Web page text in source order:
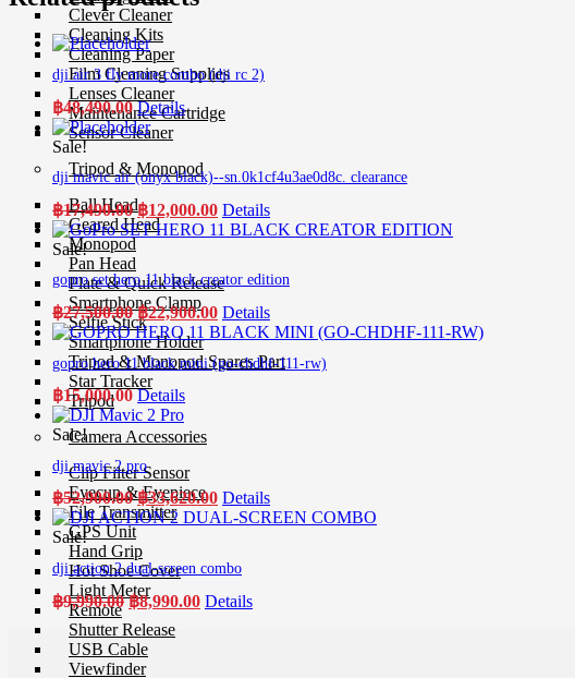
Clever Cleaner
Cleaning Kits
Cleaning Paper
Film Cleaning Supplies
Lenses Cleaner
Maintenance Cartridge
Sensor Cleaner
Tripod & Monopod
Ball Head
Geared Head
Monopod
Pan Head
Plate & Quick Release
Smartphone Clamp
Selfie Stick
Smartphone Holder
Tripod & Monopod Spares Part
Star Tracker
Tripod
Camera Accessories
Clip Filter Sensor
Eyecup & Eyepiece
File Transmitter
GPS Unit
Hand Grip
Hot Shoe Cover
Light Meter
Remote
Shutter Release
USB Cable
Viewfinder
dji air 3 fly more combo (dji rc 2)
฿48,490.00 Details
Sale!
dji mavic air (onyx black)--sn.0k1cf4u3ae0d8c. clearance
฿17,490.00Original
price
฿12,000.00Current
price
Details
Sale!
gopro set hero 11 black creator edition
฿27,500.00Original
price
was:
฿27,500.00.
฿22,900.00Current
price
฿22,900.00.
Details
gopro hero 11 black mini (go-chdhf-111-rw)
฿15,000.00 Details
Sale!
dji mavic 2 pro
฿52,900.00Original
price
was:
฿52,900.00.
฿33,620.00Current
price
Details
Sale!
dji action 2 dual-screen combo
฿9,990.00Original
was:
฿9,990.00.
฿8,990.00Current
Details